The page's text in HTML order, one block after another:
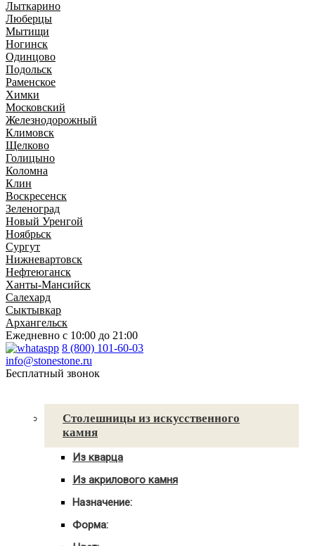
Лыткарино
Люберцы
Мытищи
Ногинск
Одинцово
Подольск
Раменское
Химки
Московский
Железнодорожный
Климовск
Щелково
Голицыно
Коломна
Клин
Воскресенск
Зеленоград
Новый Уренгой
Ноябрьск
Сургут
Нижневартовск
Нефтеюганск
Ханты-Мансийск
Салехард
Сыктывкар
Архангельск
Ежедневно с 10:00 до 21:00
8 (800) 101-60-03
info@stonestone.ru
Бесплатный звонок
Столешницы из искусственного
камня
Из кварца
Для ванны
С мойкой
Из акрилового камня
Для ванны
С мойкой
Назначение:
Для ванной
Форма: